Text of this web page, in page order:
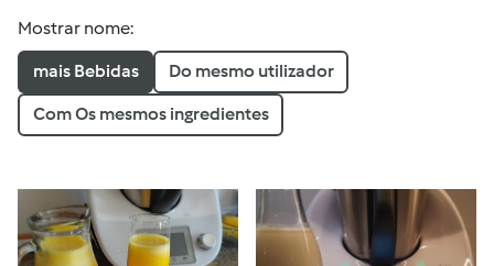
Mostrar nome:
mais Bebidas Do mesmo utilizador
Com Os mesmos ingredientes